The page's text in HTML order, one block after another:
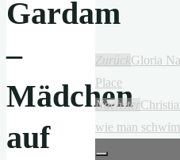
Gardam
–
Mädchen
auf
ZurückGloria
Place
Nächster
wie man